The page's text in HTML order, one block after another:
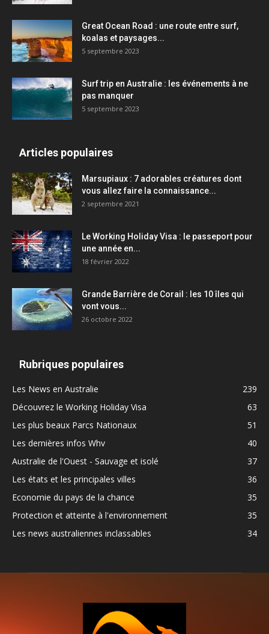
Great Ocean Road : une route entre surf,
koalas et paysages...
5 septembre 2023
Surf trip en Australie : les événements à ne
pas manquer
5 septembre 2023
Articles populaires
Marsupiaux : 7 adorables créatures dont
vous allez faire la connaissance...
2 septembre 2021
Le Working Holiday Visa : le passeport pour
une année en...
18 février 2022
Grande Barrière de Corail : les 10 îles qui
vont vous...
26 octobre 2022
Rubriques populaires
Les News en Australie
239
Découvrez le Working Holiday Visa
63
Les plus beaux Parcs Nationaux
51
Les dernières infos Whv
40
Australie de l'Ouest - Sauvage et isolé
37
Les états et les principales villes
36
Economie du pays de la chance
35
Protection et atteinte à l'environnement
35
Les news australiennes inclassables
34